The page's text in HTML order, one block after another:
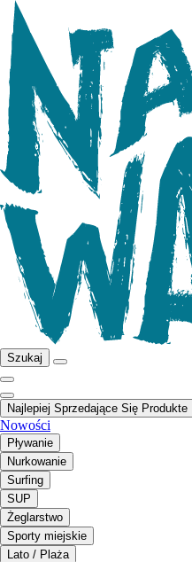
Szukaj
Najlepiej Sprzedające Się Produkte
Nowości
Pływanie
Nurkowanie
Surfing
SUP
Żeglarstwo
Sporty miejskie
Lato / Plaża